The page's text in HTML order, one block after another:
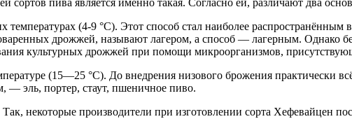
(4-9 °C). Этот способ стал наиболее
дрожжей, называют лагером, а способ — лагерным. Однако
культурных дрожжей при помощи микроорганизмов,
(15—25 °C). До внедрения низового брожения практически
— эль, портер, стаут, пшеничное пиво.
некоторые производители при изготовлении сорта Хефевайцен